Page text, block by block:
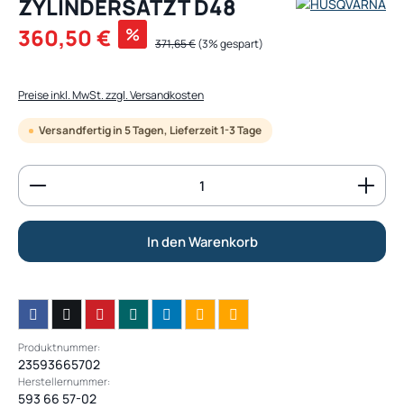
ZYLINDERSATZT D48
Verkaufspreis:
360,50 € % Regulärer Preis:
371,65 €(3% gespart)
Preise inkl. MwSt. zzgl. Versandkosten
Versandfertig in 5 Tagen, Lieferzeit 1-3 Tage
Produkt Anzahl: Gib den gewünschten Wert ein
In den Warenkorb
Produktnummer:
23593665702
Herstellernummer:
593 66 57-02